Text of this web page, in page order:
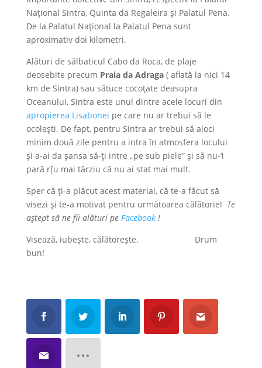
Național Sintra, Quinta da Regaleira și Palatul Pena.
De la Palatul Național la Palatul Pena sunt
aproximativ doi kilometri.
Alături de sălbaticul Cabo da Roca, de plaje
deosebite precum Praia da Adraga( aflată la nici 14
km de Sintra) sau sătuce cocoțate deasupra
Oceanului, Sintra este unul dintre acele locuri din
apropierea Lisabonei pe care nu ar trebui să le
ocolești. De fapt, pentru Sintra ar trebui să aloci
minim două zile pentru a intra în atmosfera locului
și a-ai da șansa să-ți intre „pe sub piele” și să nu-‘i
pară r[u mai târziu că nu ai stat mai mult.
Sper că ți-a plăcut acest material, că te-a făcut să
visezi și te-a motivat pentru următoarea călătorie! Te
aștept să ne fii alături pe Facebook !
Visează, iubește, călătorește. Drum
bun!